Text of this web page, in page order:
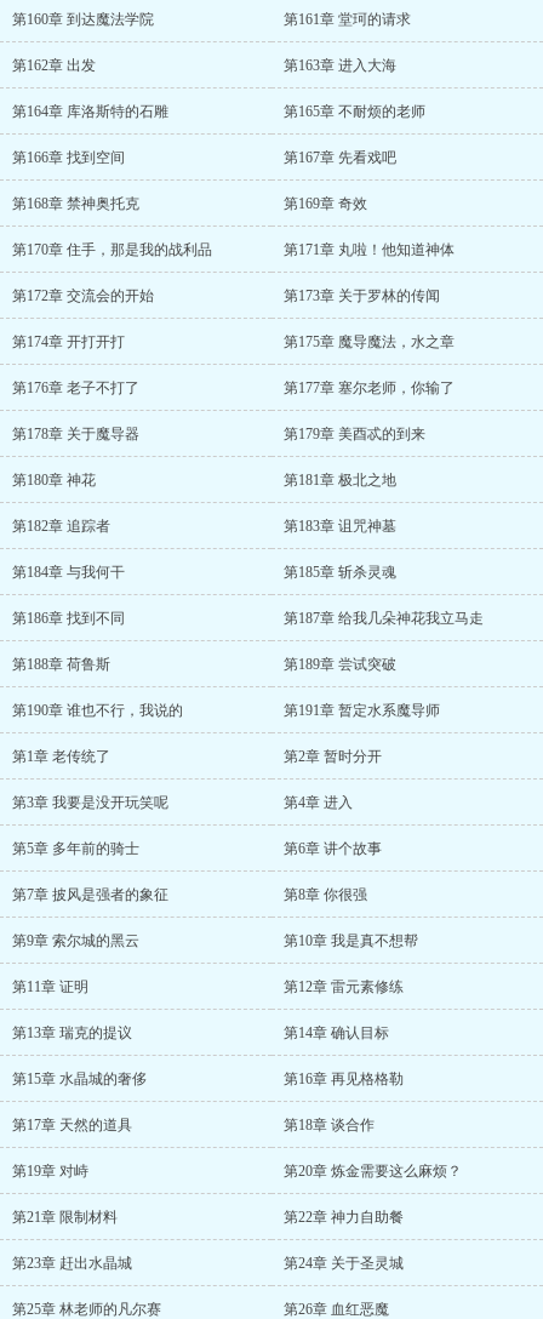
第160章 到达魔法学院 第161章 堂珂的请求
第162章 出发 第163章 进入大海
第164章 库洛斯特的石雕 第165章 不耐烦的老师
第166章 找到空间 第167章 先看戏吧
第168章 禁神奥托克 第169章 奇效
第170章 住手，那是我的战利品 第171章 丸啦！他知道神体
第172章 交流会的开始 第173章 关于罗林的传闻
第174章 开打开打 第175章 魔导魔法，水之章
第176章 老子不打了 第177章 塞尔老师，你输了
第178章 关于魔导器 第179章 美酉忒的到来
第180章 神花 第181章 极北之地
第182章 追踪者 第183章 诅咒神墓
第184章 与我何干 第185章 斩杀灵魂
第186章 找到不同 第187章 给我几朵神花我立马走
第188章 荷鲁斯 第189章 尝试突破
第190章 谁也不行，我说的 第191章 暂定水系魔导师
第1章 老传统了 第2章 暂时分开
第3章 我要是没开玩笑呢 第4章 进入
第5章 多年前的骑士 第6章 讲个故事
第7章 披风是强者的象征 第8章 你很强
第9章 索尔城的黑云 第10章 我是真不想帮
第11章 证明 第12章 雷元素修练
第13章 瑞克的提议 第14章 确认目标
第15章 水晶城的奢侈 第16章 再见格格勒
第17章 天然的道具 第18章 谈合作
第19章 对峙 第20章 炼金需要这么麻烦？
第21章 限制材料 第22章 神力自助餐
第23章 赶出水晶城 第24章 关于圣灵城
第25章 林老师的凡尔赛 第26章 血红恶魔